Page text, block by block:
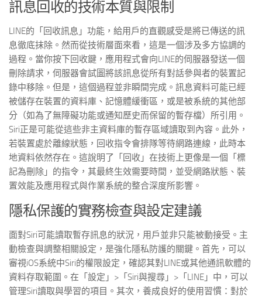
訊息回收的技術本質與限制
LINE的「回收訊息」功能，給用戶的直觀感受是將已傳送的訊
息徹底抹除。然而從技術層面來看，這是一個涉及多方協調的
過程。當你按下回收鍵，應用程式會向LINE的伺服器發送一個
刪除請求，伺服器會試圖將該訊息從所有對話參與者的裝置記
錄中移除。但是，這個過程並非瞬間完成。訊息資料可能已經
被儲存在裝置的資料庫、記憶體緩衝區，或是被系統的其他部
分（如為了無障礙功能或通知歷史而保留的暫存檔）所引用。
Siri正是可能從這些非主資料庫的暫存區域讀取到內容。此外，
若裝置處於離線狀態，回收指令會排隊等待網路連線，此時本
地資料依然存在。這說明了「回收」在技術上更像是一個「標
記為刪除」的指令，其最終生效需要時間，並受網路狀態、裝
置效能及應用程式與作業系統的整合深度所影響。
隱私保護的實務檢查與設定建議
面對Siri可能讀取暫存訊息的狀況，用戶並非只能被動接受。主
動檢查與調整相關設定，是強化隱私防護的關鍵。首先，可以
審視iOS系統中Siri的權限設定，確認其對LINE或其他通訊軟體的
資料存取範圍。在「設定」>「Siri與搜尋」>「LINE」中，可以
管理Siri讀取與學習的項目。其次，養成良好的使用習慣：對於